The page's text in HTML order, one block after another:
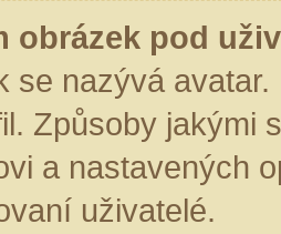
obrázek pod
se nazývá
Způsoby jakými
a nastavených
uživatelé.